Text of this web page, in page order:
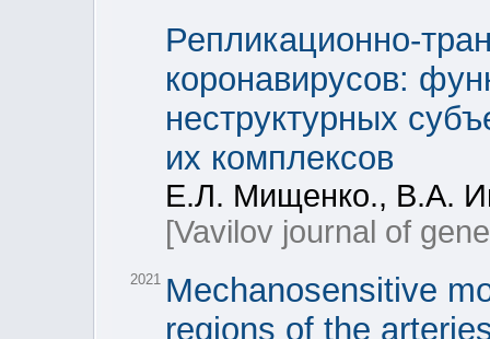
Репликационно-
коронавирусов:
неструктурных
их комплексов
Е.Л. Мищенко., В.А.
[Vavilov journal of
2021 Mechanosensitive
regions of the